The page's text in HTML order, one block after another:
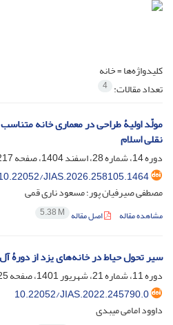
کلیدواژه‌ها =خانه
تعداد مقالات: 4
مولّد اولیۀ طراحی در معماری خانه متناسب
نقلی اسلام
دوره 14، شماره 28، اسفند 1404، صفحه
238
JIAS.2026.258105.1464
مصطفی صیرفیان پور؛ مسعود ناری قمی
مشاهده مقاله اصل مقاله 5.38 M
سیر تحول حیاط در خانه‌های یزد از دورۀ
دوره 11، شماره 21، شهریور 1401، صفحه
10.22052/JIAS.2022.245790.0
داوود امامی میبدی